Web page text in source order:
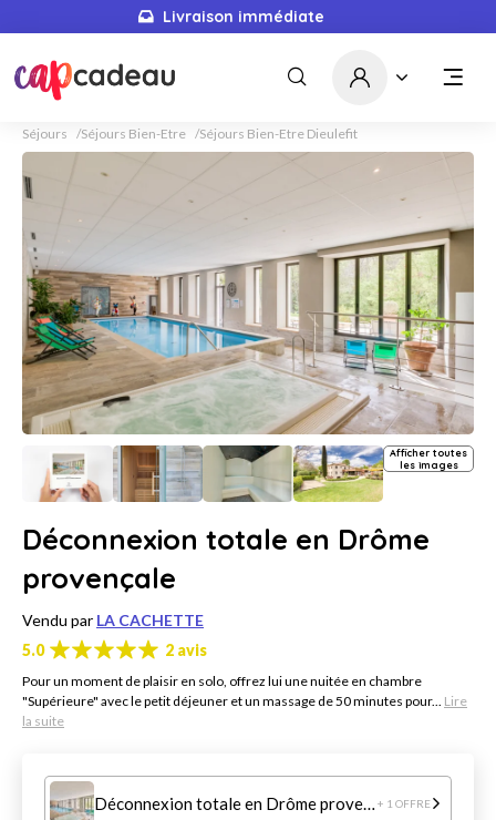
Livraison immédiate
Séjours Séjours Bien-Etre Séjours Bien-Etre Dieulefit
Afficher toutes
les images
Déconnexion totale en Drôme
provençale
Vendu par LA CACHETTE
5.0
2 avis
Pour un moment de plaisir en solo, offrez lui une nuitée en chambre
"Supérieure" avec le petit déjeuner et un massage de 50 minutes pour... Lire
la suite
Déconnexion totale en Drôme provençale + 1 OFFRE